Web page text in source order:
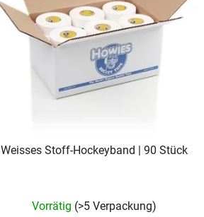
Weisses Stoff-Hockeyband | 90 Stück
Vorrätig (>5 Verpackung)